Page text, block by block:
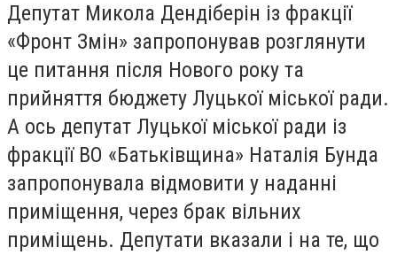
Депутат Микола Дендіберін із фракції
«Фронт Змін» запропонував розглянути
це питання після Нового року та
прийняття бюджету Луцької міської ради.
А ось депутат Луцької міської ради із
фракції ВО «Батьківщина» Наталія Бунда
запропонувала відмовити у наданні
приміщення, через брак вільних
приміщень. Депутати вказали і на те, що